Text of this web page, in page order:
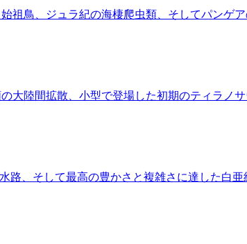
祖鳥、ジュラ紀の海棲爬虫類、そしてパンゲア
大陸間拡散、小型で登場した初期のティラノ
、そして最高の豊かさと複雑さに達した白亜